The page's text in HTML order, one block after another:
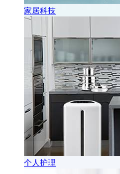
家居科技
个人护理